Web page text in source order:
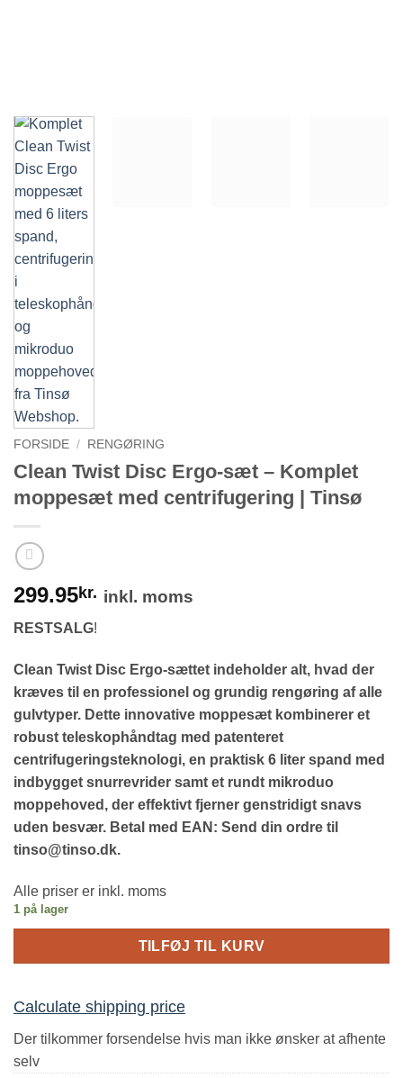
FORSIDE / RENGØRING
Clean Twist Disc Ergo-sæt – Komplet
moppesæt med centrifugering | Tinsø
299.95kr. inkl. moms
RESTSALG!
Clean Twist Disc Ergo-sættet indeholder alt, hvad der
kræves til en professionel og grundig rengøring af alle
gulvtyper. Dette innovative moppesæt kombinerer et
robust teleskophåndtag med patenteret
centrifugeringsteknologi, en praktisk 6 liter spand med
indbygget snurrevrider samt et rundt mikroduo
moppehoved, der effektivt fjerner genstridigt snavs
uden besvær. Betal med EAN: Send din ordre til
tinso@tinso.dk.
Alle priser er inkl. moms
1 på lager
TILFØJ TIL KURV
Calculate shipping price
Der tilkommer forsendelse hvis man ikke ønsker at afhente
selv